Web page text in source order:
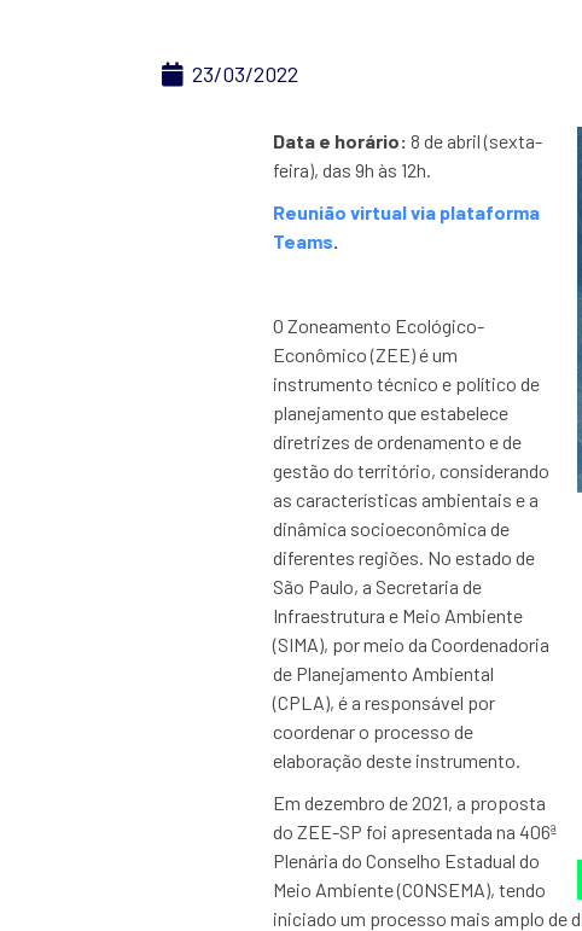
23/03/2022
Data e horário: 8 de abril (sexta-
feira), das 9h às 12h.
Reunião virtual via plataforma
Teams.
O Zoneamento Ecológico-
Econômico (ZEE) é um
instrumento técnico e político de
planejamento que estabelece
diretrizes de ordenamento e de
gestão do território, considerando
as características ambientais e a
dinâmica socioeconômica de
diferentes regiões. No estado de
São Paulo, a Secretaria de
Infraestrutura e Meio Ambiente
(SIMA), por meio da Coordenadoria
de Planejamento Ambiental
(CPLA), é a responsável por
coordenar o processo de
elaboração deste instrumento.
Em dezembro de 2021, a proposta
do ZEE-SP foi apresentada na 406ª
Plenária do Conselho Estadual do
Meio Ambiente (CONSEMA), tendo
iniciado um processo mais amplo de